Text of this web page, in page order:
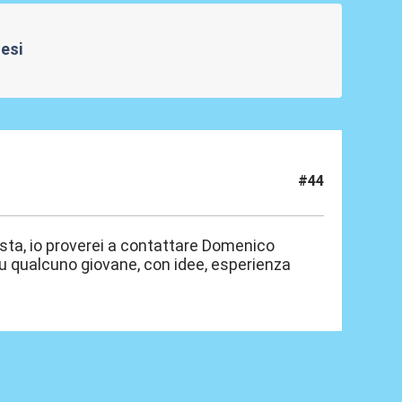
#44
io proverei a contattare Domenico
giovane, con idee, esperienza